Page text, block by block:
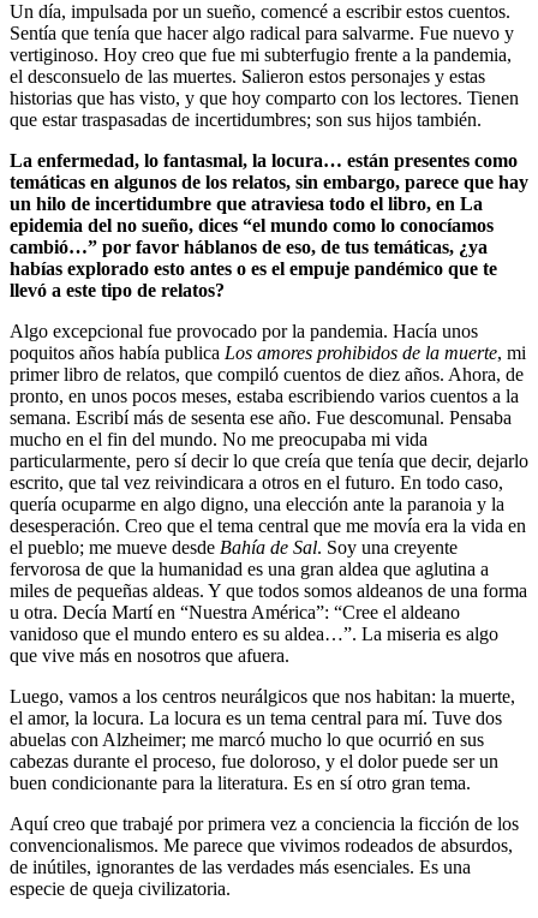
Un día, impulsada por un sueño, comencé a escribir estos cuentos.
Sentía que tenía que hacer algo radical para salvarme. Fue nuevo y
vertiginoso. Hoy creo que fue mi subterfugio frente a la pandemia,
el desconsuelo de las muertes. Salieron estos personajes y estas
historias que has visto, y que hoy comparto con los lectores. Tienen
que estar traspasadas de incertidumbres; son sus hijos también.
La enfermedad, lo fantasmal, la locura… están presentes como
temáticas en algunos de los relatos, sin embargo, parece que hay
un hilo de incertidumbre que atraviesa todo el libro, en La
epidemia del no sueño, dices “el mundo como lo conocíamos
cambió…” por favor háblanos de eso, de tus temáticas, ¿ya
habías explorado esto antes o es el empuje pandémico que te
llevó a este tipo de relatos?
Algo excepcional fue provocado por la pandemia. Hacía unos
poquitos años había publica Los amores prohibidos de la muerte, mi
primer libro de relatos, que compiló cuentos de diez años. Ahora, de
pronto, en unos pocos meses, estaba escribiendo varios cuentos a la
semana. Escribí más de sesenta ese año. Fue descomunal. Pensaba
mucho en el fin del mundo. No me preocupaba mi vida
particularmente, pero sí decir lo que creía que tenía que decir, dejarlo
escrito, que tal vez reivindicara a otros en el futuro. En todo caso,
quería ocuparme en algo digno, una elección ante la paranoia y la
desesperación. Creo que el tema central que me movía era la vida en
el pueblo; me mueve desde Bahía de Sal. Soy una creyente
fervorosa de que la humanidad es una gran aldea que aglutina a
miles de pequeñas aldeas. Y que todos somos aldeanos de una forma
u otra. Decía Martí en “Nuestra América”: “Cree el aldeano
vanidoso que el mundo entero es su aldea…”. La miseria es algo
que vive más en nosotros que afuera.
Luego, vamos a los centros neurálgicos que nos habitan: la muerte,
el amor, la locura. La locura es un tema central para mí. Tuve dos
abuelas con Alzheimer; me marcó mucho lo que ocurrió en sus
cabezas durante el proceso, fue doloroso, y el dolor puede ser un
buen condicionante para la literatura. Es en sí otro gran tema.
Aquí creo que trabajé por primera vez a conciencia la ficción de los
convencionalismos. Me parece que vivimos rodeados de absurdos,
de inútiles, ignorantes de las verdades más esenciales. Es una
especie de queja civilizatoria.